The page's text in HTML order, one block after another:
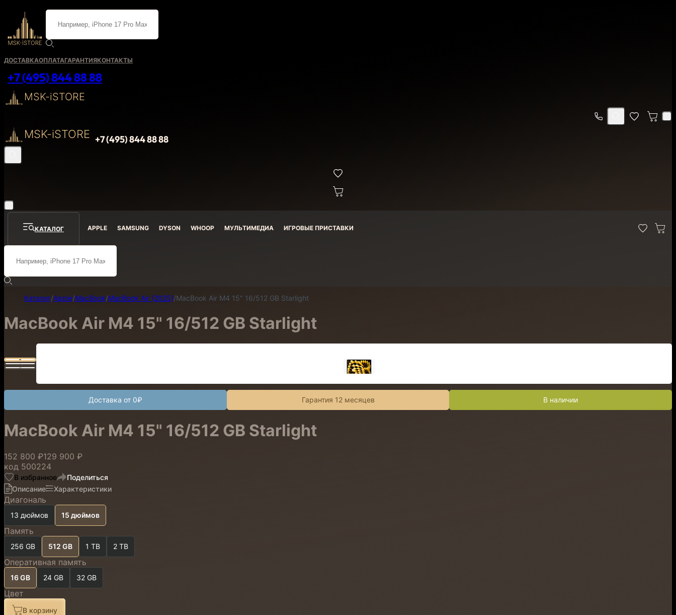
ДОСТАВКАОПЛАТАГАРАНТИЯКОНТАКТЫ
+7 (495) 844 88 88
MSK-iSTORE
MSK-iSTORE +7 (495) 844 88 88
КАТАЛОГ APPLE SAMSUNG DYSON WHOOP МУЛЬТИМЕДИА ИГРОВЫЕ ПРИСТАВКИ
Каталог/Apple/MacBook/MacBook Air (2025)/MacBook Air M4 15" 16/512 GB Starlight
MacBook Air M4 15" 16/512 GB Starlight
Доставка от 0₽ Гарантия 12 месяцев В наличии
MacBook Air M4 15" 16/512 GB Starlight
152 800 ₽129 900 ₽
код 500224
В избранное
Поделиться
Описание
Характеристики
Диагональ
13 дюймов 15 дюймов
Память
256 GB 512 GB 1 TB 2 TB
Оперативная память
16 GB 24 GB 32 GB
Цвет
В корзину